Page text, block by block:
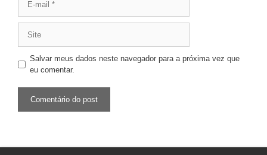
Salvar meus dados neste navegador para a próxima vez que
eu comentar.